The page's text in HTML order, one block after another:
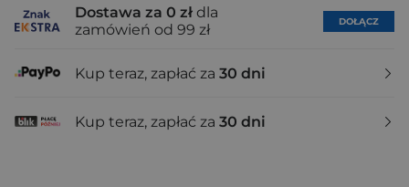
Dostawa za 0 zł dla
zamówień od 99 zł
DOŁĄCZ
Kup teraz, zapłać za 30 dni
Kup teraz, zapłać za 30 dni